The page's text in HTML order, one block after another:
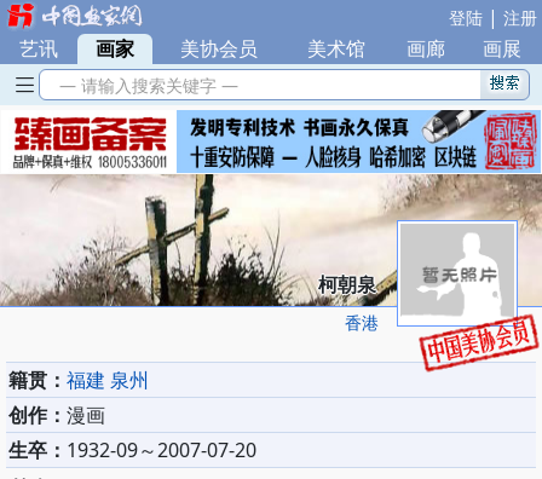
登陆 | 注册
艺讯 | 画家 美协会员 美术馆 画廊 画展
— 请输入搜索关键字 —
柯朝泉
香港
籍贯： 福建 泉州
创作： 漫画
生卒： 1932-09～2007-07-20